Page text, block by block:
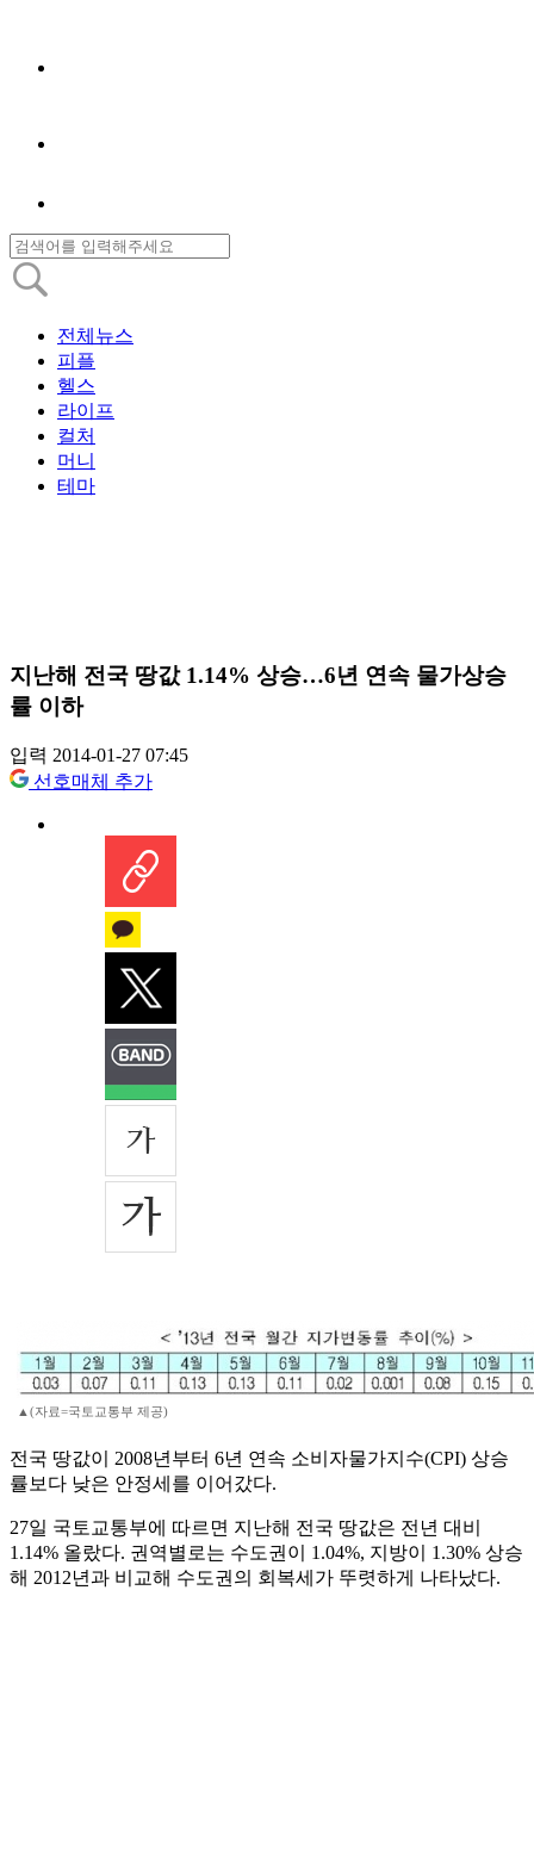
전체뉴스
피플
헬스
라이프
컬처
머니
테마
지난해 전국 땅값 1.14% 상승…6년 연속 물가상승
률 이하
입력 2014-01-27 07:45
선호매체 추가
▲(자료=국토교통부 제공)
전국 땅값이 2008년부터 6년 연속 소비자물가지수(CPI) 상승
률보다 낮은 안정세를 이어갔다.
27일 국토교통부에 따르면 지난해 전국 땅값은 전년 대비
1.14% 올랐다. 권역별로는 수도권이 1.04%, 지방이 1.30% 상승
해 2012년과 비교해 수도권의 회복세가 뚜렷하게 나타났다.